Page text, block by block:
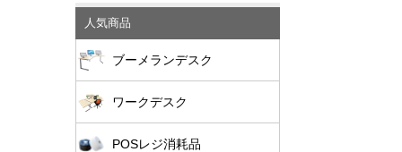
人気商品
ブーメランデスク
ワークデスク
POSレジ消耗品